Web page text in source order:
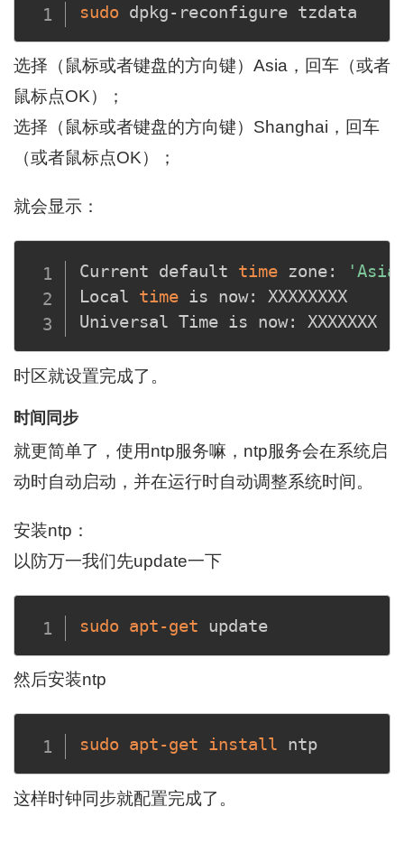
sudo
选择（鼠标或者键盘的方向键）Asia，回车（或者
鼠标点OK）；
选择（鼠标或者键盘的方向键）Shanghai，回车
（或者鼠标点OK）；
就会显示：
Current default time zone:
Local time is now: XXXXXXXX
时区就设置完成了。
时间同步
就更简单了，使用ntp服务嘛，ntp服务会在系统启
动时自动启动，并在运行时自动调整系统时间。
安装ntp：
以防万一我们先update一下
sudo apt-get
然后安装ntp
sudo apt-get install
这样时钟同步就配置完成了。